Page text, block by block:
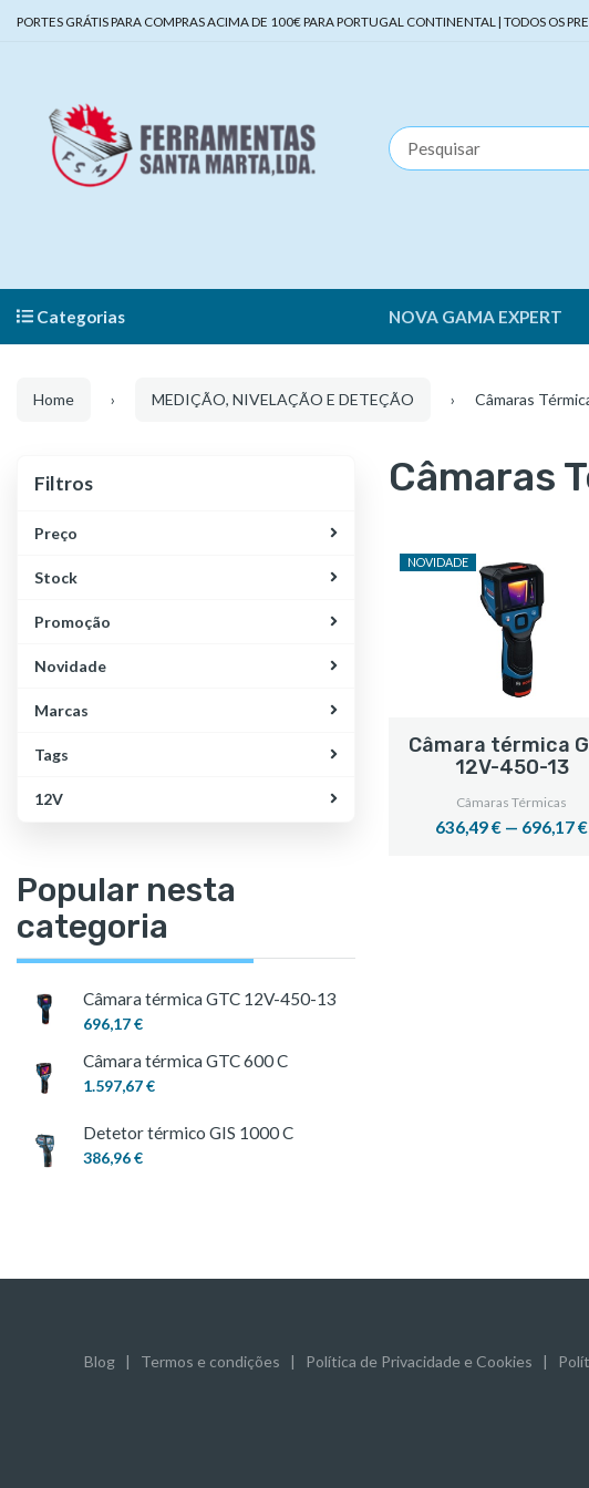
PORTES GRÁTIS PARA COMPRAS ACIMA DE 100€ PARA PORTUGAL CONTINENTAL | TODOS OS
NOVA GAMA EXPERT
Categorias
Home MEDIÇÃO, NIVELAÇÃO E DETEÇÃO Câmaras
Filtros
Preço
Stock
Promoção
Novidade
Marcas
Tags
12V
Popular nesta
categoria
Câmara térmica GTC 12V-450-13
696,17 €
Câmara térmica GTC 600 C
1.597,67 €
Detetor térmico GIS 1000 C
386,96 €
Câmaras
NOVIDADE
Câmara térmica
12V-450-13
Câmaras Térmicas
636,49 € — 696,17 €
Blog| Termos e condições | Política de Privacidade e Cookies |